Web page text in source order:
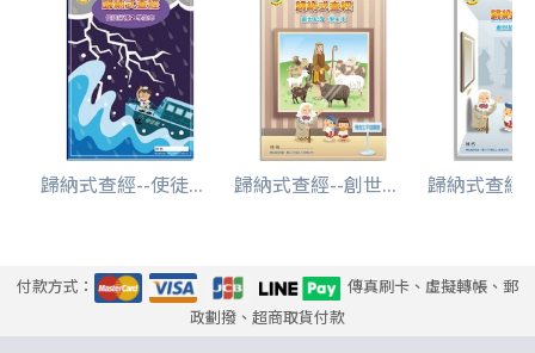
歸納式查經--使徒... 歸納式查經--創世... 歸納式查經
付款方式：
傳真刷卡、虛擬轉帳、郵
政劃撥、超商取貨付款